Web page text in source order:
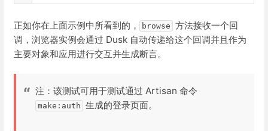
正如你在上面示例中所看到的， browse 方法接收一个回
调，浏览器实例会通过 Dusk 自动传递给这个回调并且作为
主要对象和应用进行交互并生成断言。
注：该测试可用于测试通过 Artisan 命令
make:auth 生成的登录页面。